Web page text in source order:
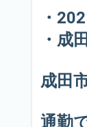
・
・成
成田
通勤